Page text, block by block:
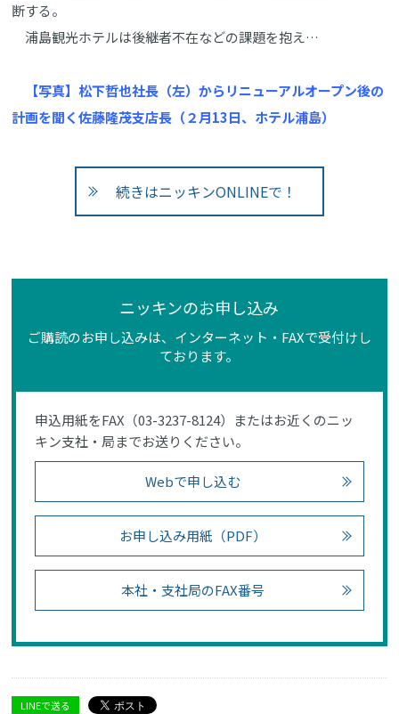
断する。
浦島観光ホテルは後継者不在などの課題を抱え…
【写真】松下哲也社長（左）からリニューアルオープン後の
計画を聞く佐藤隆茂支店長（２月13日、ホテル浦島）
続きはニッキンONLINEで！
ニッキンのお申し込み
ご購読のお申し込みは、インターネット・FAXで受付けし
ております。
申込用紙をFAX（03-3237-8124）またはお近くのニッ
キン支社・局までお送りください。
Webで申し込む
お申し込み用紙（PDF）
本社・支社局のFAX番号
LINEで送る